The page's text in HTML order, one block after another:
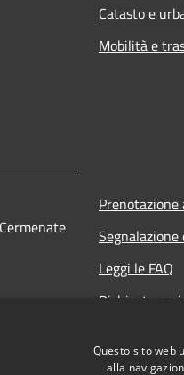
Catasto e
Mobilità e
Leggi le FAQ
Richiesta
Questo sito web
alla